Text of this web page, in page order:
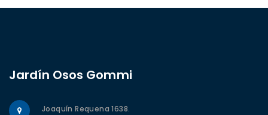
Jardín Osos Gommi
Joaquín Requena 1638.